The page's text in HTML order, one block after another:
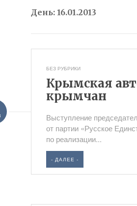
День:16.01.2013
БЕЗ РУБРИКИ
Крымская
крымчан
Выступление
от партии «Русское
по реализации...
- ДАЛЕЕ -